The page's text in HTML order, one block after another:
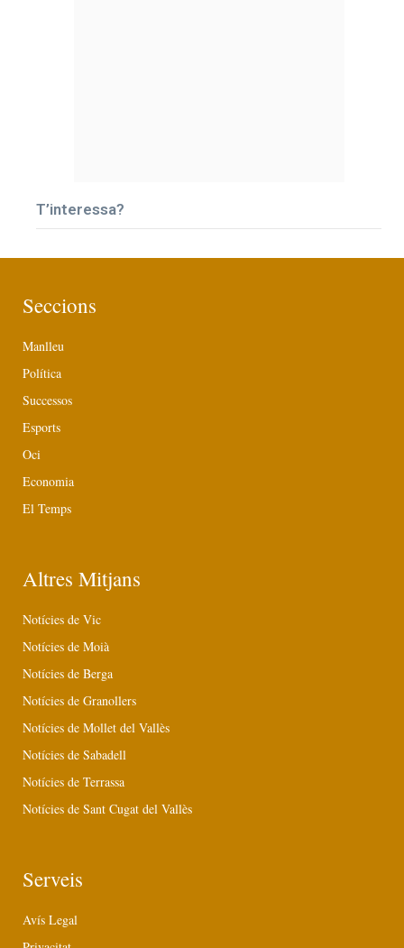
T’interessa?
Seccions
Manlleu
Política
Successos
Esports
Oci
Economia
El Temps
Altres Mitjans
Notícies de Vic
Notícies de Moià
Notícies de Berga
Notícies de Granollers
Notícies de Mollet del Vallès
Notícies de Sabadell
Notícies de Terrassa
Notícies de Sant Cugat del Vallès
Serveis
Avís Legal